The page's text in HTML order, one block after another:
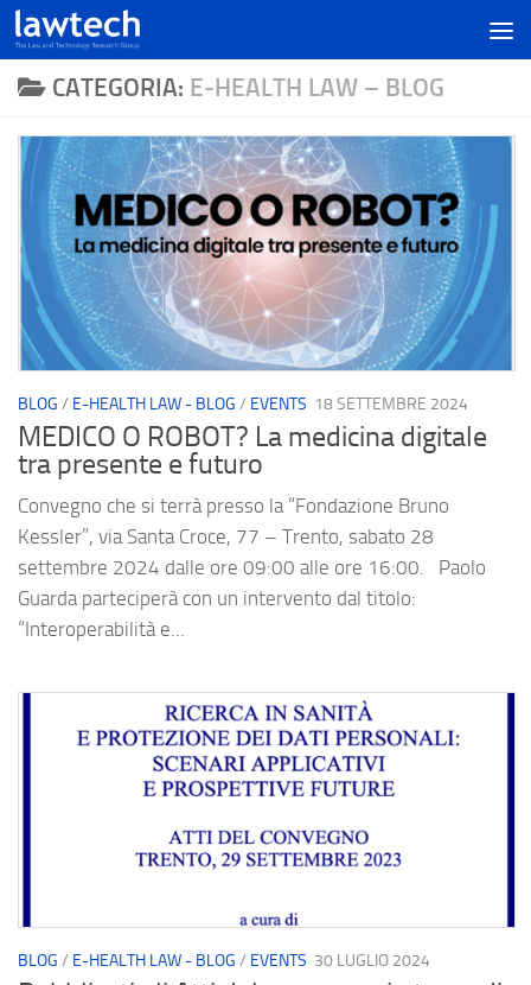
CATEGORIA: E-HEALTH LAW – BLOG
BLOG / E-HEALTH LAW - BLOG / EVENTS 18 SETTEMBRE 2024
MEDICO O ROBOT? La medicina digitale
tra presente e futuro
Convegno che si terrà presso la “Fondazione Bruno
Kessler”, via Santa Croce, 77 – Trento, sabato 28
settembre 2024 dalle ore 09:00 alle ore 16:00. Paolo
Guarda parteciperà con un intervento dal titolo:
“Interoperabilità e...
BLOG / E-HEALTH LAW - BLOG / EVENTS 30 LUGLIO 2024